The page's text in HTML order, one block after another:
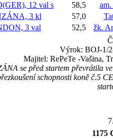
12 val s 58,5
3 kl 57,0
3 val 52,5
žk.
Výrok: BOJ-1/
Majitel: RePeTe -Vašina,
se před startem převrátila
schopnosti koně č.5
1175